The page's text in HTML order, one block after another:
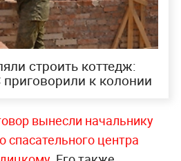
строить коттедж:
к колонии
вынесли начальнику
спасательного центра